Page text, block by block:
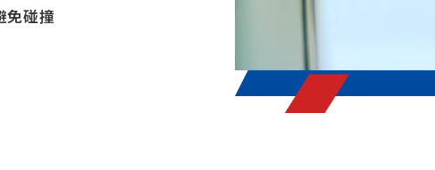
免碰撞